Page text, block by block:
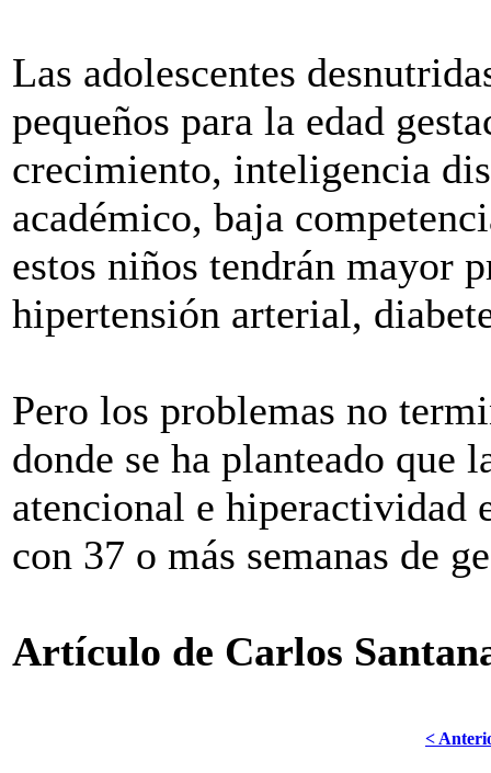
Las adolescentes
pequeños para la edad
crecimiento, inteligencia
académico, baja
estos niños tendrán mayor
hipertensión arterial,
Pero los problemas no
donde se ha planteado que
atencional e hiperactividad
con 37 o más semanas de
Artículo de Carlos
<